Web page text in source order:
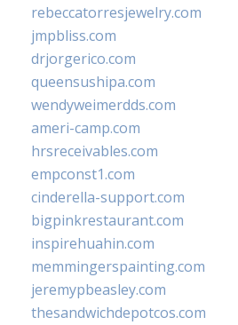
rebeccatorresjewelry.com
jmpbliss.com
drjorgerico.com
queensushipa.com
wendyweimerdds.com
ameri-camp.com
hrsreceivables.com
empconst1.com
cinderella-support.com
bigpinkrestaurant.com
inspirehuahin.com
memmingerspainting.com
jeremypbeasley.com
thesandwichdepotcos.com